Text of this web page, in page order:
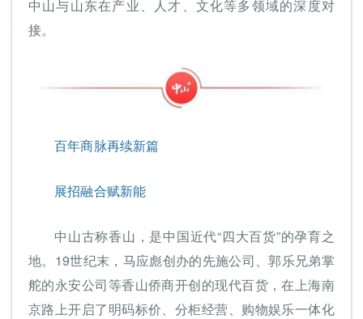
中山与山东在产业、人才、文化等多领域的深度对
接。
百年商脉再续新篇
展招融合赋新能
中山古称香山，是中国近代“四大百货”的孕育之
地。19世纪末，马应彪创办的先施公司、郭乐兄弟掌
舵的永安公司等香山侨商开创的现代百货，在上海南
京路上开启了明码标价、分柜经营、购物娱乐一体化